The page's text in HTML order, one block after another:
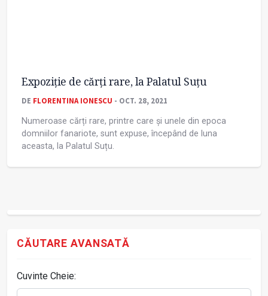
Expoziție de cărți rare, la Palatul Suțu
DE FLORENTINA IONESCU - OCT. 28, 2021
Numeroase cărți rare, printre care și unele din epoca
domniilor fanariote, sunt expuse, începând de luna
aceasta, la Palatul Suțu.
CĂUTARE AVANSATĂ
Cuvinte Cheie: